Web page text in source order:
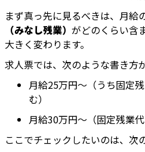
まず真っ先に見るべきは、月給
（みなし残業） がどのくらい含
大きく変わります。
求人票では、次のような書き方
月給25万円〜（うち固定
む）
月給30万円〜（固定残業
ここでチェックしたいのは、次